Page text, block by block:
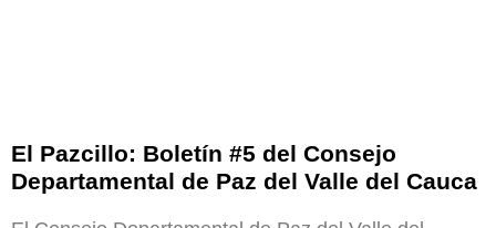
El Pazcillo: Boletín #5 del Consejo
Departamental de Paz del Valle del Cauca